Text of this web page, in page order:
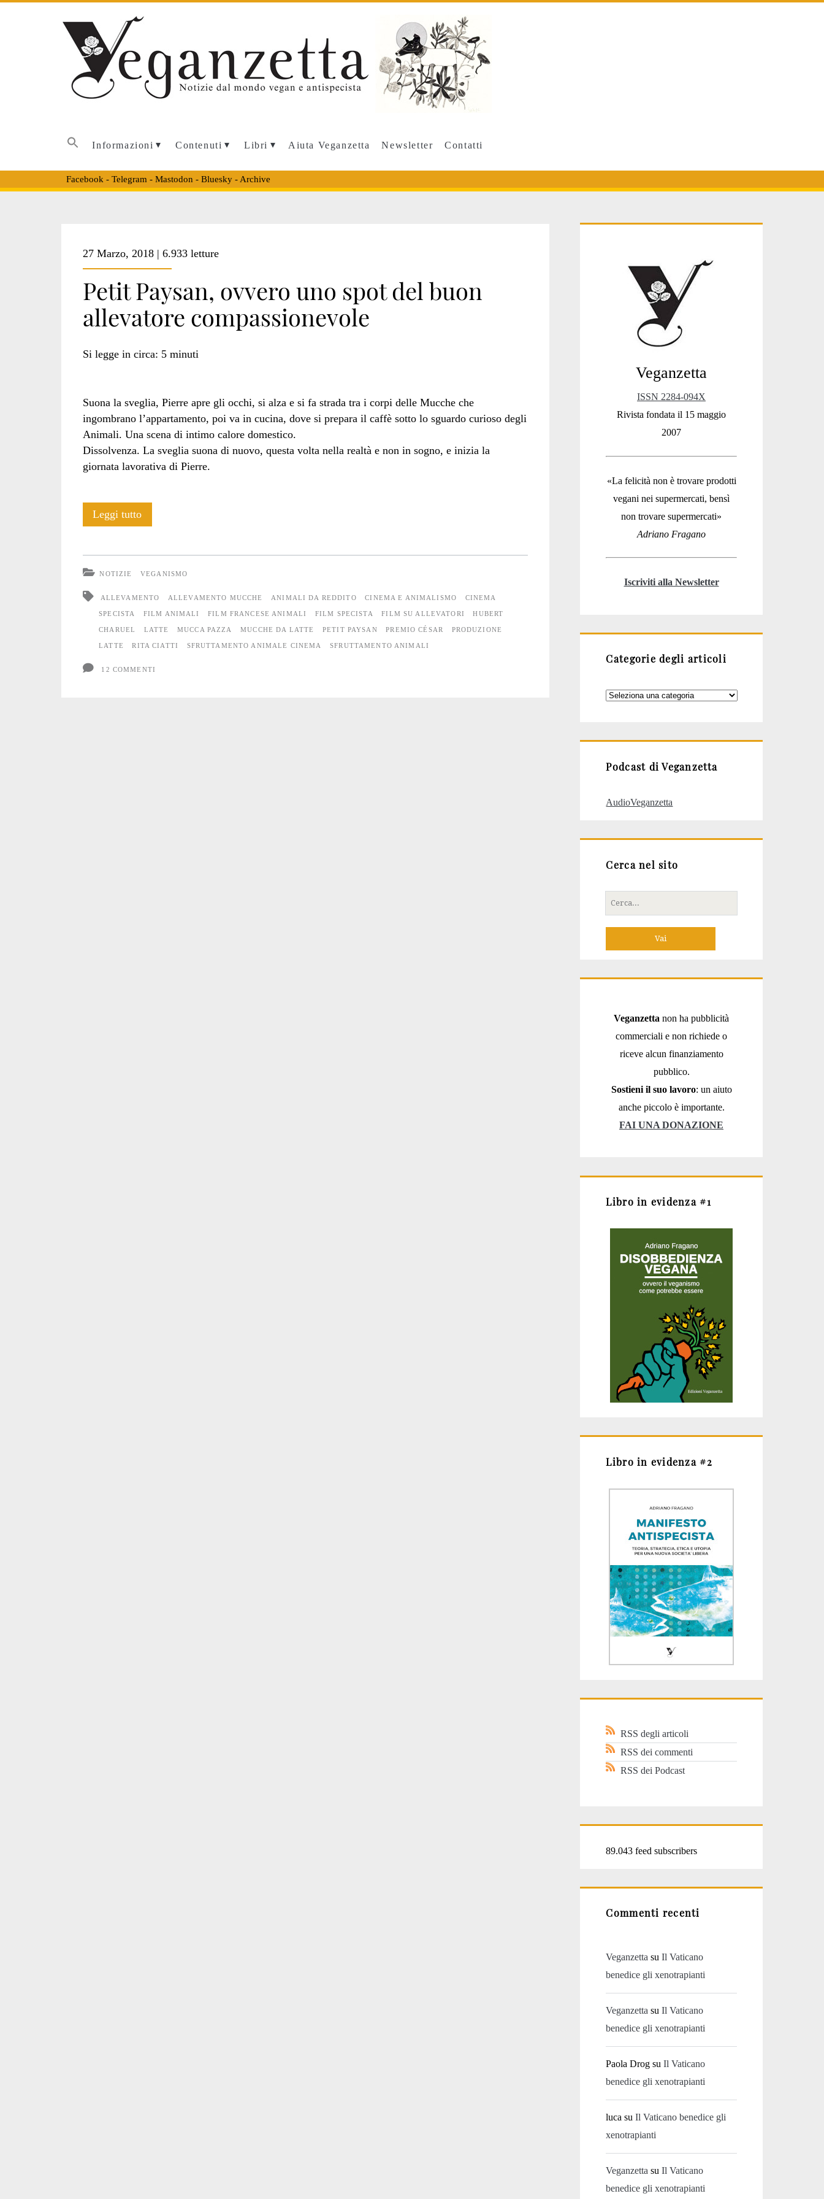
Informazioni Contenuti Libri Aiuta Veganzetta Newsletter Contatti
Facebook - Telegram - Mastodon - Bluesky- Archive
<span>film
specista</span>
27 Marzo, 2018 | 6.933 letture
Petit Paysan, ovvero uno spot del buon
allevatore compassionevole
Si legge in circa: 5 minuti
Suona la sveglia, Pierre apre gli occhi, si alza e si fa strada tra i corpi delle Mucche che
ingombrano l’appartamento, poi va in cucina, dove si prepara il caffè sotto lo sguardo curioso degli
Animali. Una scena di intimo calore domestico.
Dissolvenza. La sveglia suona di nuovo, questa volta nella realtà e non in sogno, e inizia la
giornata lavorativa di Pierre.
Leggi tuttoPetit
spot
del
NOTIZIE VEGANISMO
ALLEVAMENTO ALLEVAMENTO MUCCHE ANIMALI DA REDDITO CINEMA E ANIMALISMO CINEMA
SPECISTA FILM ANIMALI FILM FRANCESE ANIMALI FILM SPECISTA FILM SU ALLEVATORI HUBERT
CHARUEL LATTE MUCCA PAZZA MUCCHE DA LATTE PETIT PAYSAN PREMIO CÉSAR PRODUZIONE
LATTE RITA CIATTI SFRUTTAMENTO ANIMALE CINEMA SFRUTTAMENTO ANIMALI
12 COMMENTI
Sidebar
Veganzetta
ISSN 2284-094X
Rivista fondata il 15 maggio
2007
«La felicità non è trovare prodotti
vegani nei supermercati, bensì
non trovare supermercati»
Adriano Fragano
Iscriviti alla Newsletter
Categorie degli articoli
Categorie
Podcast di Veganzetta
AudioVeganzetta
Cerca nel sito
Cerca
per:
Veganzetta non ha pubblicità
commerciali e non richiede o
riceve alcun finanziamento
pubblico.
Sostieni il suo lavoro: un aiuto
anche piccolo è importante.
FAI UNA DONAZIONE
Libro in evidenza #1
Libro in evidenza #2
RSS degli articoli
RSS dei commenti
RSS dei Podcast
89.043 feed subscribers
Commenti recenti
Veganzetta suIl Vaticano
benedice gli xenotrapianti
Veganzetta suIl Vaticano
benedice gli xenotrapianti
Paola Drog suIl Vaticano
benedice gli xenotrapianti
luca suIl Vaticano benedice gli
xenotrapianti
Veganzetta suIl Vaticano
benedice gli xenotrapianti